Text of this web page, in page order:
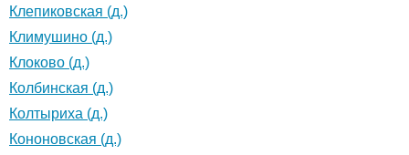
Клепиковская (д.)
Климушино (д.)
Клоково (д.)
Колбинская (д.)
Колтыриха (д.)
Кононовская (д.)